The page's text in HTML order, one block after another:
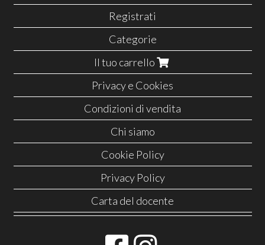
Registrati
Categorie
Il tuo carrello
Privacy e Cookies
Condizioni di vendita
Chi siamo
Cookie Policy
Privacy Policy
Carta del docente